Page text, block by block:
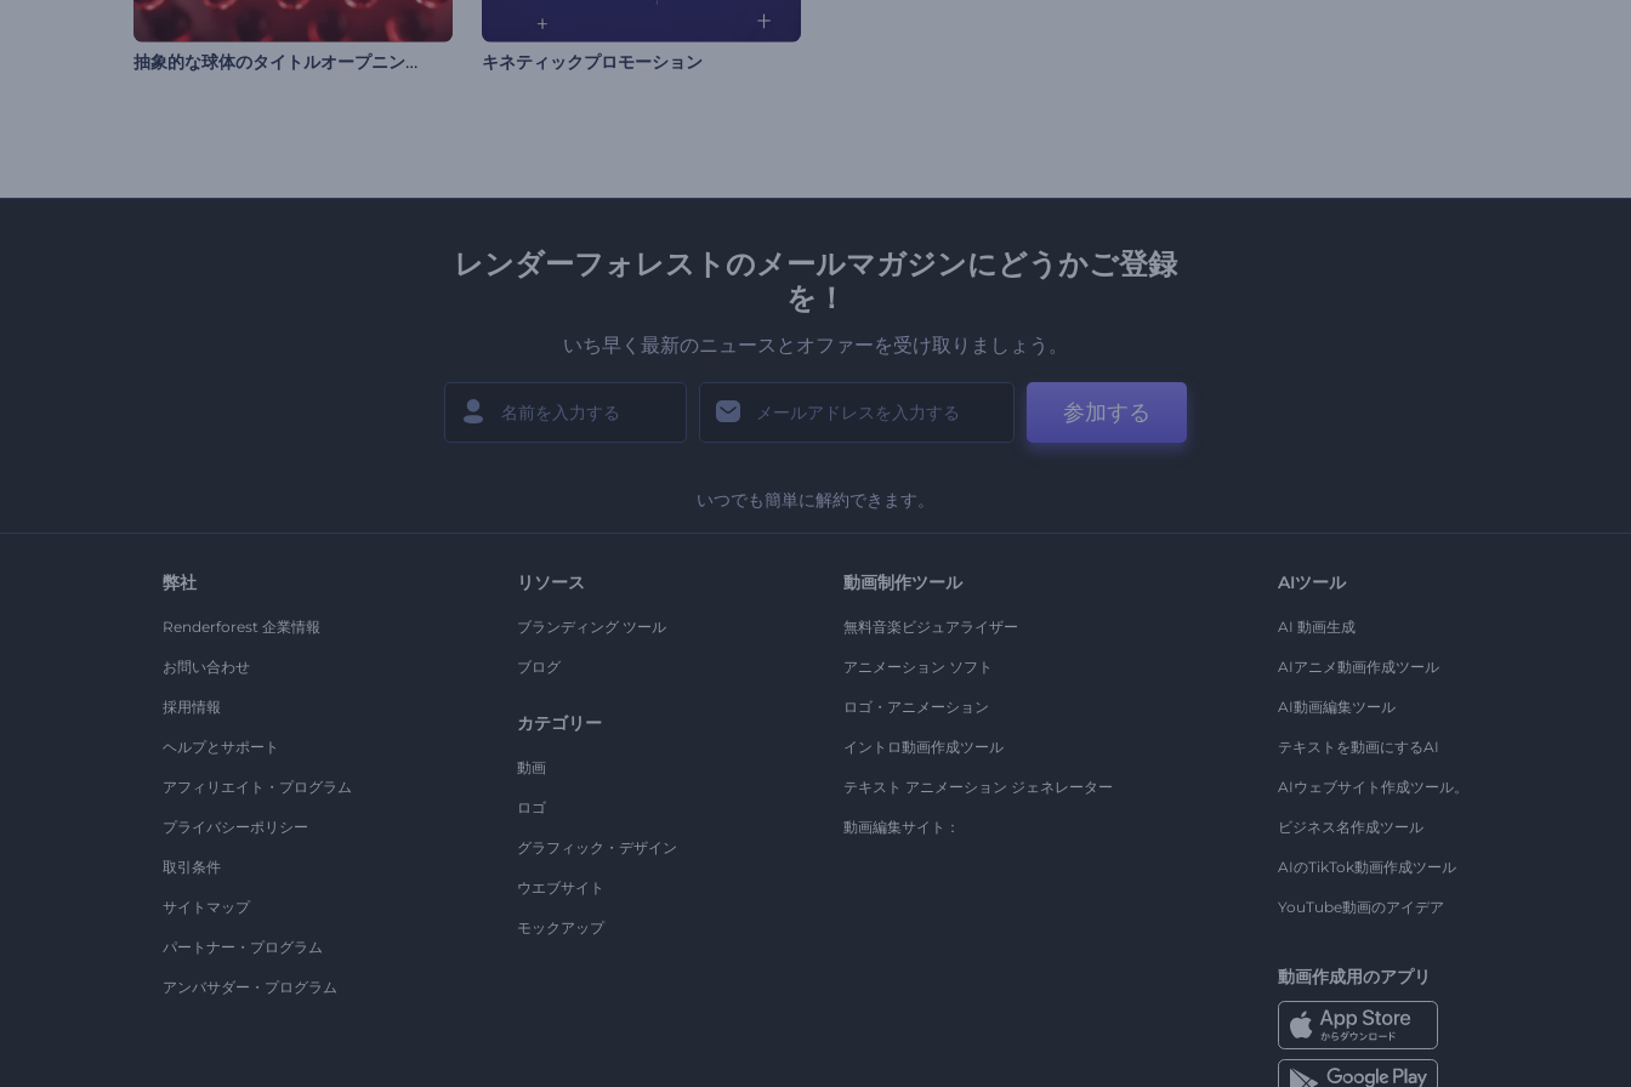
抽象的な球体のタイトルオープニング動画 キネティックプロモーション
レンダーフォレストのメールマガジンにどうかご登録
を！
いち早く最新のニュースとオファーを受け取りましょう。
参加する
いつでも簡単に解約できます。
弊社
Renderforest 企業情報
お問い合わせ
採用情報
ヘルプとサポート
アフィリエイト・プログラム
プライバシーポリシー
取引条件
サイトマップ
パートナー・プログラム
アンバサダー・プログラム
リソース
ブランディング ツール
ブログ
カテゴリー
動画
ロゴ
グラフィック・デザイン
ウエブサイト
モックアップ
動画制作ツール
無料音楽ビジュアライザー
アニメーション ソフト
ロゴ・アニメーション
イントロ動画作成ツール
テキスト アニメーション ジェネレーター
動画編集サイト：
AIツール
AI 動画生成
AIアニメ動画作成ツール
AI動画編集ツール
テキストを動画にするAI
AIウェブサイト作成ツール。
ビジネス名作成ツール
AIのTikTok動画作成ツール
YouTube動画のアイデア
動画作成用のアプリ